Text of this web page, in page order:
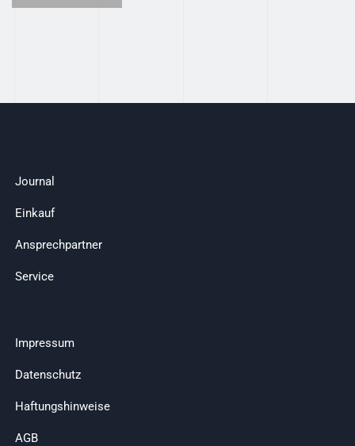
Journal
Einkauf
Ansprechpartner
Service
Impressum
Datenschutz
Haftungshinweise
AGB